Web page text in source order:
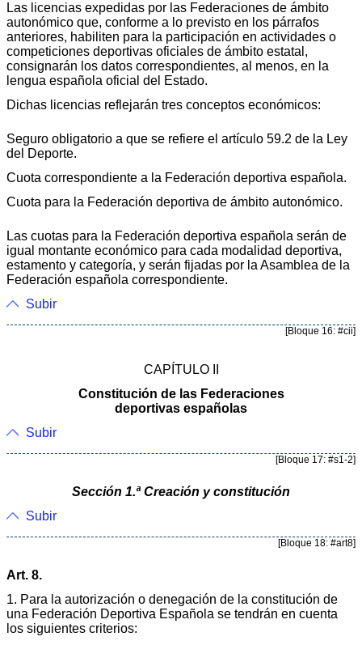
Las licencias expedidas por las Federaciones de ámbito
autonómico que, conforme a lo previsto en los párrafos
anteriores, habiliten para la participación en actividades o
competiciones deportivas oficiales de ámbito estatal,
consignarán los datos correspondientes, al menos, en la
lengua española oficial del Estado.
Dichas licencias reflejarán tres conceptos económicos:
Seguro obligatorio a que se refiere el artículo 59.2 de la Ley
del Deporte.
Cuota correspondiente a la Federación deportiva española.
Cuota para la Federación deportiva de ámbito autonómico.
Las cuotas para la Federación deportiva española serán de
igual montante económico para cada modalidad deportiva,
estamento y categoría, y serán fijadas por la Asamblea de la
Federación española correspondiente.
Subir
[Bloque 16: #cii]
CAPÍTULO II
Constitución de las Federaciones
deportivas españolas
Subir
[Bloque 17: #s1-2]
Sección 1.ª Creación y constitución
Subir
[Bloque 18: #art8]
Art. 8.
1. Para la autorización o denegación de la constitución de
una Federación Deportiva Española se tendrán en cuenta
los siguientes criterios: